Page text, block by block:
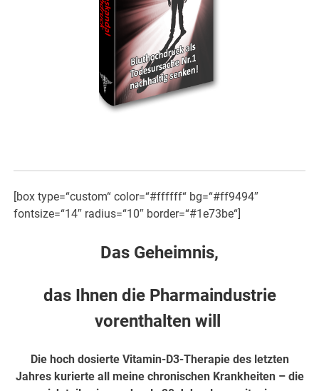
[box type=“custom“ color=“#ffffff“ bg=“#ff9494″
fontsize=“14″ radius=“10″ border=“#1e73be“]
Das Geheimnis,
das Ihnen die Pharmaindustrie
vorenthalten will
Die hoch dosierte Vitamin-D3-Therapie des letzten
Jahres kurierte all meine chronischen Krankheiten – die